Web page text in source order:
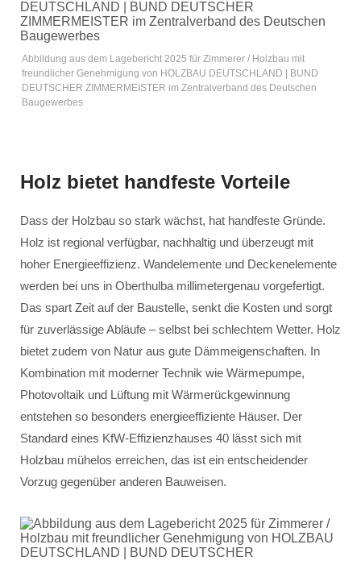
Abbildung aus dem Lagebericht 2025 für Zimmerer / Holzbau mit
freundlicher Genehmigung von HOLZBAU DEUTSCHLAND | BUND
DEUTSCHER ZIMMERMEISTER im Zentralverband des Deutschen
Baugewerbes
Holz bietet handfeste Vorteile
Dass der Holzbau so stark wächst, hat handfeste Gründe.
Holz ist regional verfügbar, nachhaltig und überzeugt mit
hoher Energieeffizienz. Wandelemente und Deckenelemente
werden bei uns in Oberthulba millimetergenau vorgefertigt.
Das spart Zeit auf der Baustelle, senkt die Kosten und sorgt
für zuverlässige Abläufe – selbst bei schlechtem Wetter. Holz
bietet zudem von Natur aus gute Dämmeigenschaften. In
Kombination mit moderner Technik wie Wärmepumpe,
Photovoltaik und Lüftung mit Wärmerückgewinnung
entstehen so besonders energieeffiziente Häuser. Der
Standard eines KfW-Effizienzhauses 40 lässt sich mit
Holzbau mühelos erreichen, das ist ein entscheidender
Vorzug gegenüber anderen Bauweisen.